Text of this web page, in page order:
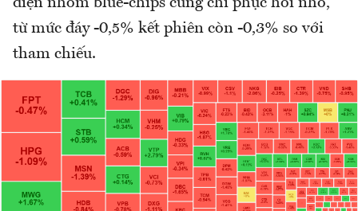
diện nhóm blue-chips cũng chỉ phục hồi nhỏ,
từ mức đáy -0,5% kết phiên còn -0,3% so với
tham chiếu.